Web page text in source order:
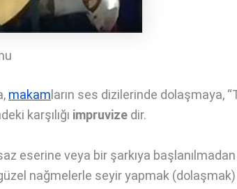
makam ların ses dizilerinde dolaşmaya,
karşılığı impruvize dir.
eserine veya bir şarkıya
nağmelerle seyir yapmak (dolaşmak)